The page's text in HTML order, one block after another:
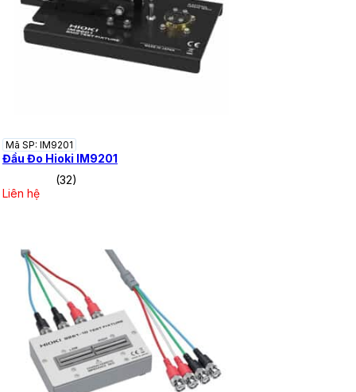
Mã SP: IM9201
Đầu Đo Hioki IM9201
(32)
Liên hệ